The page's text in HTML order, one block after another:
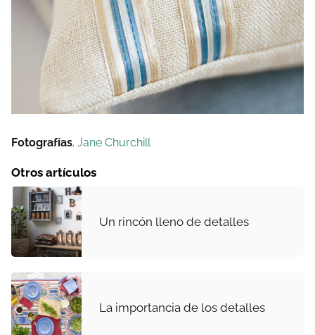
Fotografías. Jane Churchill
Otros artículos
Un rincón lleno de detalles
La importancia de los detalles